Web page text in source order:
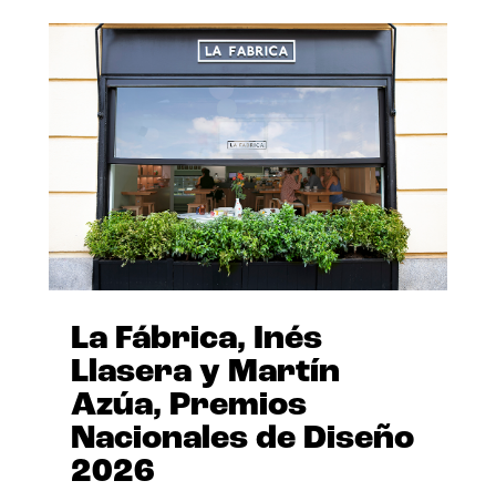
La Fábrica, Inés
Llasera y Martín
Azúa, Premios
Nacionales de Diseño
2026